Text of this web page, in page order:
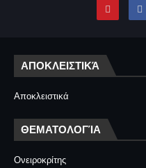
ΑΠΟΚΛΕΙΣΤΙΚΆ
Αποκλειστικά
ΘΕΜΑΤΟΛΟΓΊΑ
Ονειροκρίτης